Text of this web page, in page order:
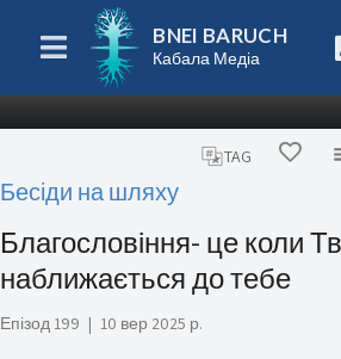
BNEI BARUCH
Кабала Медіа
TAG
Бесіди на шляху
Благословіння- це коли
наближається до тебе
Епізод 199 | 10 вер 2025 р.